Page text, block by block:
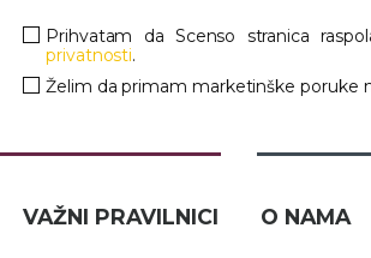
Prihvatam da Scenso stranica
privatnosti.
Želim da primam marketinške poruke
VAŽNI PRAVILNICI O NAMA